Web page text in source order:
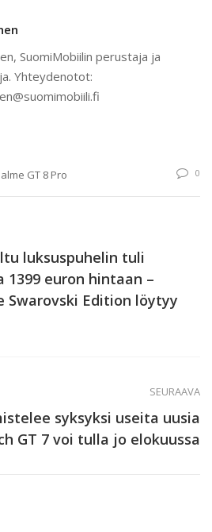
SuomiMobiilin perustaja ja
Yhteydenotot:
GT 8 Pro 0
luksuspuhelin tuli
1399 euron hintaan –
Swarovski Edition löytyy
SEURAAVA
syksyksi useita uusia
GT 7 voi tulla jo elokuussa